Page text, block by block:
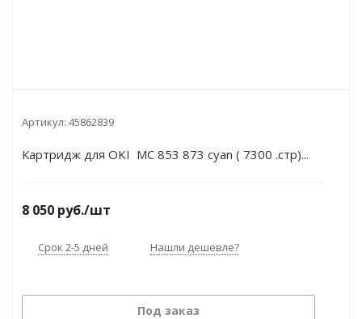
Артикул: 45862839
Картридж для OKI MC 853 873 cyan ( 7300 .стр)...
8 050 руб./шт
Срок 2-5 дней Нашли дешевле?
Под заказ